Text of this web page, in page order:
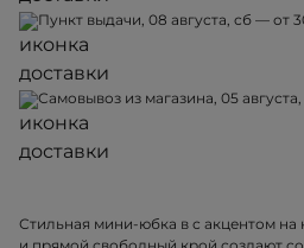
Пункт выдачи, 08 августа, сб — от
Самовывоз из магазина, 05
Стильная мини-юбка в с акцентом на